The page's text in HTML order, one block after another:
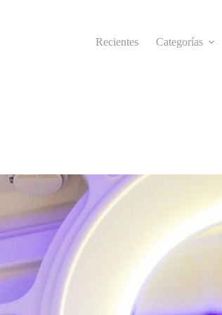
Recientes
Categorías